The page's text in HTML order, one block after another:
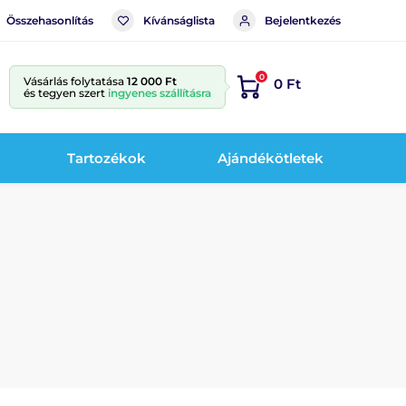
Összehasonlítás Kívánságlista Bejelentkezés
Vásárlás folytatása 12 000 Ft
és tegyen szert ingyenes szállításra
0 0 Ft
Tartozékok Ajándékötletek